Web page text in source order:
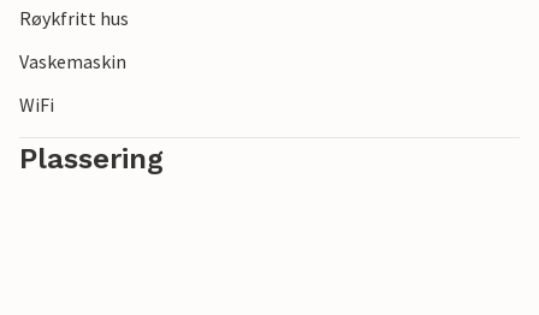
Røykfritt hus
Vaskemaskin
WiFi
Plassering